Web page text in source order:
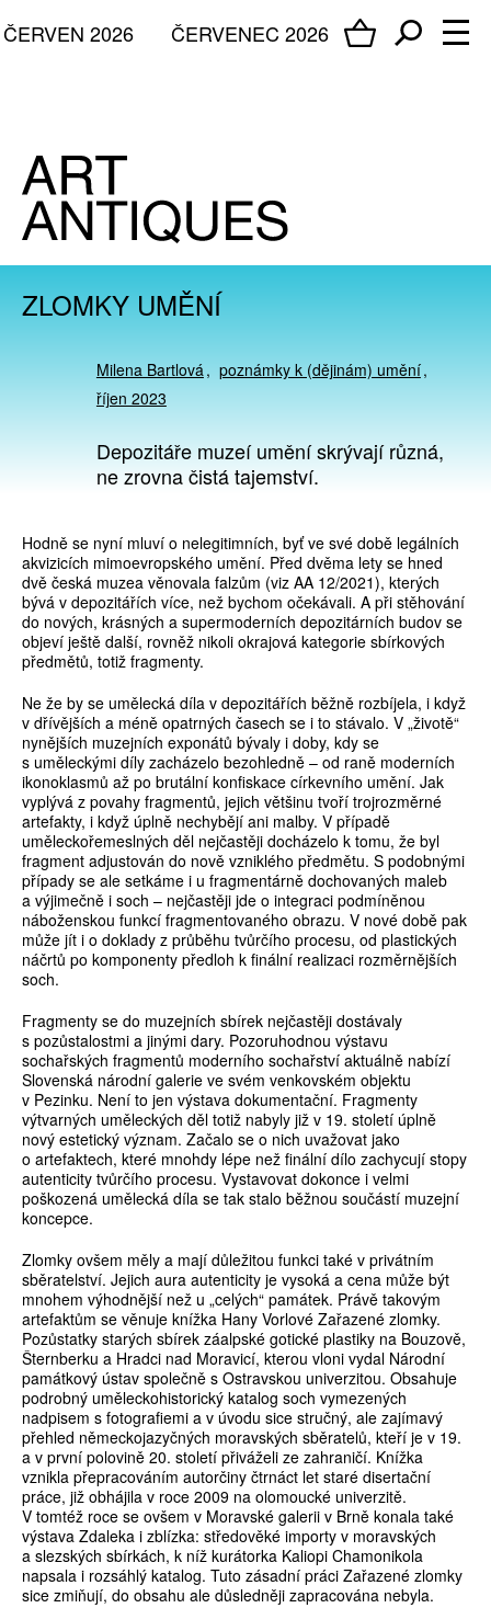
ČERVENEC 2026
ČERVEN 2026
ZLOMKY UMĚNÍ
Milena Bartlová
poznámky k (dějinám) umění
říjen 2023
Depozitáře muzeí umění skrývají různá,
ne zrovna čistá tajemství.
Hodně se nyní mluví o nelegitimních, byť ve své době legálních
akvizicích mimoevropského umění. Před dvěma lety se hned
dvě česká muzea věnovala falzům (viz AA 12/2021), kterých
bývá v depozitářích více, než bychom očekávali. A při stěhování
do nových, krásných a supermoderních depozitárních budov se
objeví ještě další, rovněž nikoli okrajová kategorie sbírkových
předmětů, totiž fragmenty.
Ne že by se umělecká díla v depozitářích běžně rozbíjela, i když
v dřívějších a méně opatrných časech se i to stávalo. V „životě“
nynějších muzejních exponátů bývaly i doby, kdy se
s uměleckými díly zacházelo bezohledně – od raně moderních
ikonoklasmů až po brutální konfiskace církevního umění. Jak
vyplývá z povahy fragmentů, jejich většinu tvoří trojrozměrné
artefakty, i když úplně nechybějí ani malby. V případě
uměleckořemeslných děl nejčastěji docházelo k tomu, že byl
fragment adjustován do nově vzniklého předmětu. S podobnými
případy se ale setkáme i u fragmentárně dochovaných maleb
a výjimečně i soch – nejčastěji jde o integraci podmíněnou
náboženskou funkcí fragmentovaného obrazu. V nové době pak
může jít i o doklady z průběhu tvůrčího procesu, od plastických
náčrtů po komponenty předloh k finální realizaci rozměrnějších
soch.
Fragmenty se do muzejních sbírek nejčastěji dostávaly
s pozůstalostmi a jinými dary. Pozoruhodnou výstavu
sochařských fragmentů moderního sochařství aktuálně nabízí
Slovenská národní galerie ve svém venkovském objektu
v Pezinku. Není to jen výstava dokumentační. Fragmenty
výtvarných uměleckých děl totiž nabyly již v 19. století úplně
nový estetický význam. Začalo se o nich uvažovat jako
o artefaktech, které mnohdy lépe než finální dílo zachycují stopy
autenticity tvůrčího procesu. Vystavovat dokonce i velmi
poškozená umělecká díla se tak stalo běžnou součástí muzejní
koncepce.
Zlomky ovšem měly a mají důležitou funkci také v privátním
sběratelství. Jejich aura autenticity je vysoká a cena může být
mnohem výhodnější než u „celých“ památek. Právě takovým
artefaktům se věnuje knížka Hany Vorlové Zařazené zlomky.
Pozůstatky starých sbírek záalpské gotické plastiky na Bouzově,
Šternberku a Hradci nad Moravicí, kterou vloni vydal Národní
památkový ústav společně s Ostravskou univerzitou. Obsahuje
podrobný uměleckohistorický katalog soch vymezených
nadpisem s fotografiemi a v úvodu sice stručný, ale zajímavý
přehled německojazyčných moravských sběratelů, kteří je v 19.
a v první polovině 20. století přiváželi ze zahraničí. Knížka
vznikla přepracováním autorčiny čtrnáct let staré disertační
práce, již obhájila v roce 2009 na olomoucké univerzitě.
V tomtéž roce se ovšem v Moravské galerii v Brně konala také
výstava Zdaleka i zblízka: středověké importy v moravských
a slezských sbírkách, k níž kurátorka Kaliopi Chamonikola
napsala i rozsáhlý katalog. Tuto zásadní práci Zařazené zlomky
sice zmiňují, do obsahu ale důsledněji zapracována nebyla.